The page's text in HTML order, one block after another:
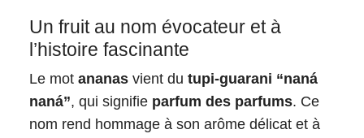
Un fruit au nom évocateur et à
l’histoire fascinante
Le mot ananas vient du tupi-guarani “naná
naná”, qui signifie parfum des parfums. Ce
nom rend hommage à son arôme délicat et à